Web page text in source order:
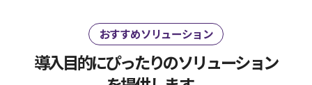
おすすめソリューション
導入目的にぴったりのソリューション